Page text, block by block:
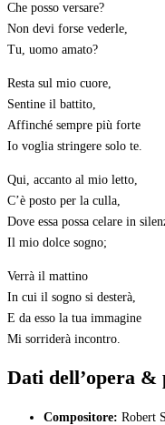
Che posso versare?
Non devi forse vederle,
Tu, uomo amato?
Resta sul mio cuore,
Sentine il battito,
Affinché sempre più forte
Io voglia stringere solo te.
Qui, accanto al mio letto,
C’è posto per la culla,
Dove essa possa celare in
Il mio dolce sogno;
Verrà il mattino
In cui il sogno si desterà,
E da esso la tua immagine
Mi sorriderà incontro.
Dati dell’opera &
Compositore: Robert